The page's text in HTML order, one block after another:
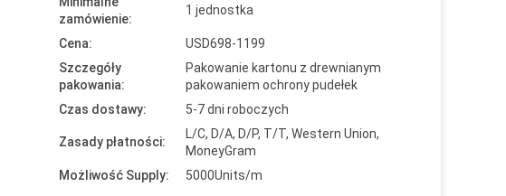
zamówienie:
1 jednostka
Cena:
USD698-1199
Szczegóły
pakowania:
Pakowanie kartonu z drewnianym
pakowaniem ochrony pudełek
Czas dostawy:
5-7 dni roboczych
Zasady płatności:
L/C, D/A, D/P, T/T, Western Union,
MoneyGram
Możliwość Supply:
5000Units/m